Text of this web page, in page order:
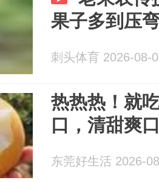
果子多到压
刺头体育 2026-08-
热热热！就
口，清甜爽
东莞好生活 2026-